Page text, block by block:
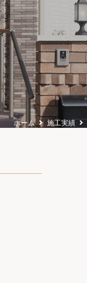
ホーム 施工実績